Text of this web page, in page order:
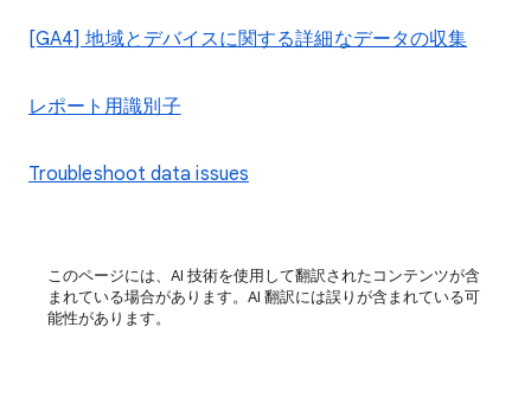
[GA4] 地域とデバイスに関する詳細なデータの収集
レポート用識別子
Troubleshoot data issues
このページには、AI 技術を使用して翻訳されたコンテンツが含
まれている場合があります。AI 翻訳には誤りが含まれている可
能性があります。